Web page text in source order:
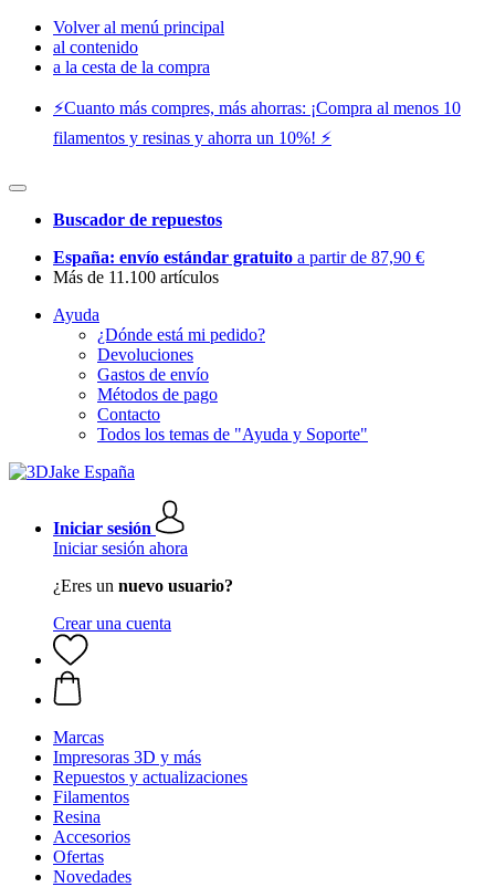
Volver al menú principal
al contenido
a la cesta de la compra
⚡️Cuanto más compres, más ahorras: ¡Compra al menos 10
filamentos y resinas y ahorra un 10%! ⚡️
Buscador de repuestos
España: envío estándar gratuito a partir de 87,90 €
Más de 11.100 artículos
Ayuda
¿Dónde está mi pedido?
Devoluciones
Gastos de envío
Métodos de pago
Contacto
Todos los temas de "Ayuda y Soporte"
Iniciar sesión
Iniciar sesión ahora
¿Eres un nuevo usuario?
Crear una cuenta
Marcas
Impresoras 3D y más
Repuestos y actualizaciones
Filamentos
Resina
Accesorios
Ofertas
Novedades